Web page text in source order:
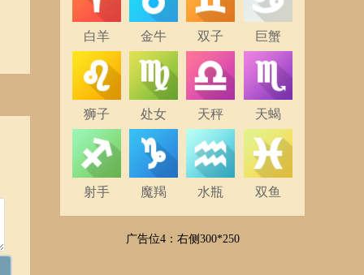
白羊 金牛 双子 巨蟹
狮子 处女 天秤 天蝎
射手 魔羯 水瓶 双鱼
广告位4：右侧300*250